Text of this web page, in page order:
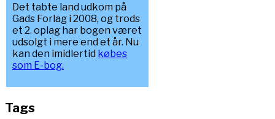
Det tabte land udkom på
Gads Forlag i 2008, og trods
et 2. oplag har bogen været
udsolgt i mere end et år. Nu
kan den imidlertid købes
som E-bog.
Tags